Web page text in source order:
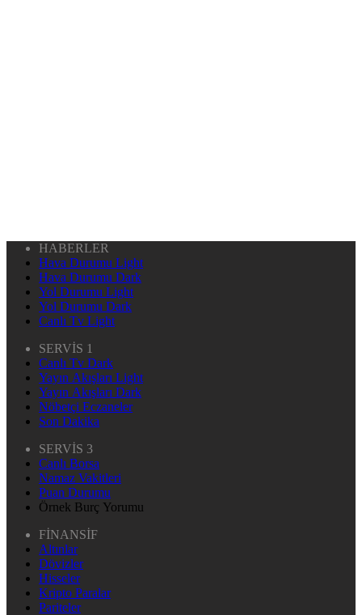
HABERLER
Hava Durumu Light
Hava Durumu Dark
Yol Durumu Light
Yol Durumu Dark
Canlı Tv Light
SERVİS 1
Canlı Tv Dark
Yayın Akışları Light
Yayın Akışları Dark
Nöbetçi Eczaneler
Son Dakika
SERVİS 3
Canlı Borsa
Namaz Vakitleri
Puan Durumu
Örnek Burç Yorumu
FİNANSİF
Altınlar
Dövizler
Hisseler
Kripto Paralar
Pariteler